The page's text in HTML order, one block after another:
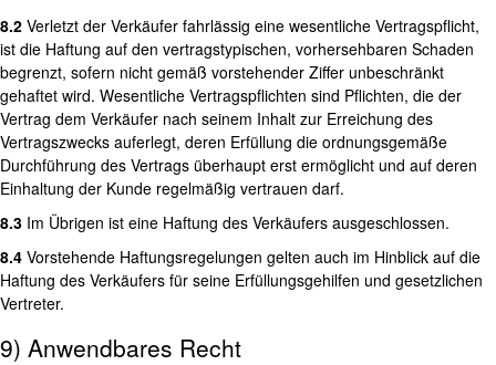
8.2 Verletzt der Verkäufer fahrlässig eine wesentliche Vertragspflicht,
ist die Haftung auf den vertragstypischen, vorhersehbaren Schaden
begrenzt, sofern nicht gemäß vorstehender Ziffer unbeschränkt
gehaftet wird. Wesentliche Vertragspflichten sind Pflichten, die der
Vertrag dem Verkäufer nach seinem Inhalt zur Erreichung des
Vertragszwecks auferlegt, deren Erfüllung die ordnungsgemäße
Durchführung des Vertrags überhaupt erst ermöglicht und auf deren
Einhaltung der Kunde regelmäßig vertrauen darf.
8.3 Im Übrigen ist eine Haftung des Verkäufers ausgeschlossen.
8.4 Vorstehende Haftungsregelungen gelten auch im Hinblick auf die
Haftung des Verkäufers für seine Erfüllungsgehilfen und gesetzlichen
Vertreter.
9) Anwendbares Recht